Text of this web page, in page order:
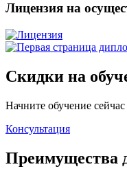
Лицензия на
Скидки на
Начните обучение
Консультация
Преимущества